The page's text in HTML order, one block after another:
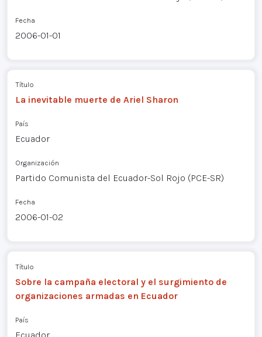
Fecha
2006-01-01
Título
La inevitable muerte de Ariel Sharon
País
Ecuador
Organización
Partido Comunista del Ecuador-Sol Rojo (PCE-SR)
Fecha
2006-01-02
Título
Sobre la campaña electoral y el surgimiento de
organizaciones armadas en Ecuador
País